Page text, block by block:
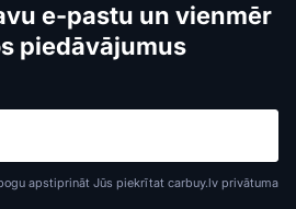
e-pastu un vienmēr
piedāvājumus
apstiprināt Jūs piekrītat carbuy.lv privātuma